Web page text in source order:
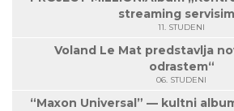
streaming
11. STUDENI
Voland Le Mat predstavlja
odrastem“
06. STUDENI
“Maxon Universal” — kultni